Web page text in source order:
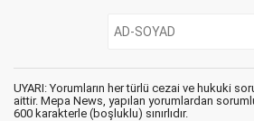
UYARI: Yorumların her türlü cezai ve hukuki
aittir. Mepa News, yapılan yorumlardan
600 karakterle (boşluklu) sınırlıdır.